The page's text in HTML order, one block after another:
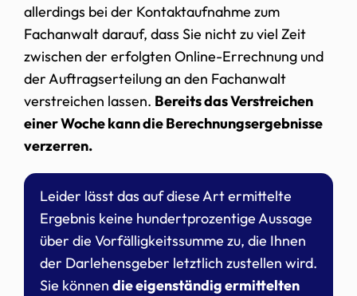
allerdings bei der Kontaktaufnahme zum
Fachanwalt darauf, dass Sie nicht zu viel Zeit
zwischen der erfolgten Online-Errechnung und
der Auftragserteilung an den Fachanwalt
verstreichen lassen. Bereits das Verstreichen
einer Woche kann die Berechnungsergebnisse
verzerren.
Leider lässt das auf diese Art ermittelte
Ergebnis keine hundertprozentige Aussage
über die Vorfälligkeitssumme zu, die Ihnen
der Darlehensgeber letztlich zustellen wird.
Sie können die eigenständig ermittelten